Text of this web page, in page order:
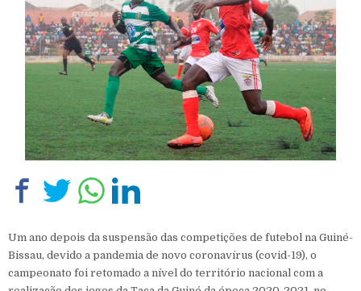
Um ano depois da suspensão das competições de futebol na Guiné-
Bissau, devido a pandemia de novo coronavírus (covid-19), o
campeonato foi retomado a nível do território nacional com a